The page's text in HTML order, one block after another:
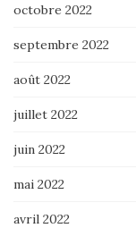
octobre 2022
septembre 2022
août 2022
juillet 2022
juin 2022
mai 2022
avril 2022